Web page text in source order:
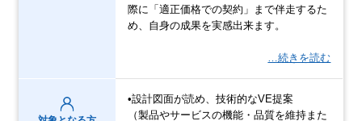
際に「適正価格での契約」まで伴走するた
め、自身の成果を実感出来ます。
…続きを読む
•設計図面が読め、技術的なVE提案
（製品やサービスの機能・品質を維持また